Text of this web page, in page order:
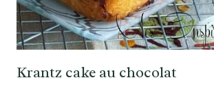
Krantz cake au chocolat